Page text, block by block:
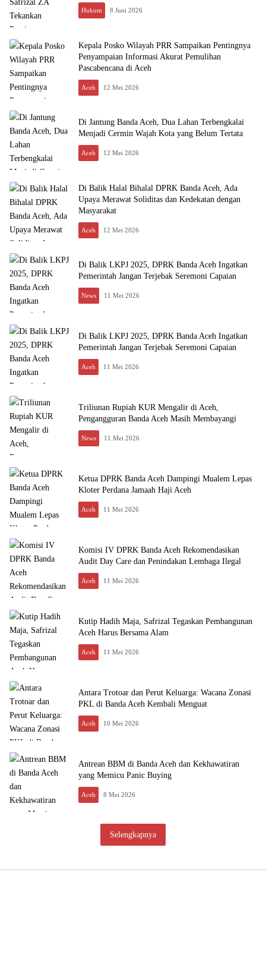
Hukum 8 Juni 2026
Kepala Posko Wilayah PRR Sampaikan Pentingnya
Penyampaian Informasi Akurat Pemulihan
Pascabencana di Aceh
Aceh 12 Mei 2026
Di Jantung Banda Aceh, Dua Lahan Terbengkalai
Menjadi Cermin Wajah Kota yang Belum Tertata
Aceh 12 Mei 2026
Di Balik Halal Bihalal DPRK Banda Aceh, Ada
Upaya Merawat Soliditas dan Kedekatan dengan
Masyarakat
Aceh 12 Mei 2026
Di Balik LKPJ 2025, DPRK Banda Aceh Ingatkan
Pemerintah Jangan Terjebak Seremoni Capaian
News 11 Mei 2026
Di Balik LKPJ 2025, DPRK Banda Aceh Ingatkan
Pemerintah Jangan Terjebak Seremoni Capaian
Aceh 11 Mei 2026
Triliunan Rupiah KUR Mengalir di Aceh,
Pengangguran Banda Aceh Masih Membayangi
News 11 Mei 2026
Ketua DPRK Banda Aceh Dampingi Mualem Lepas
Kloter Perdana Jamaah Haji Aceh
Aceh 11 Mei 2026
Komisi IV DPRK Banda Aceh Rekomendasikan
Audit Day Care dan Penindakan Lembaga Ilegal
Aceh 11 Mei 2026
Kutip Hadih Maja, Safrizal Tegaskan Pembangunan
Aceh Harus Bersama Alam
Aceh 11 Mei 2026
Antara Trotoar dan Perut Keluarga: Wacana Zonasi
PKL di Banda Aceh Kembali Menguat
Aceh 10 Mei 2026
Antrean BBM di Banda Aceh dan Kekhawatiran
yang Memicu Panic Buying
Aceh 8 Mei 2026
Selengkapnya